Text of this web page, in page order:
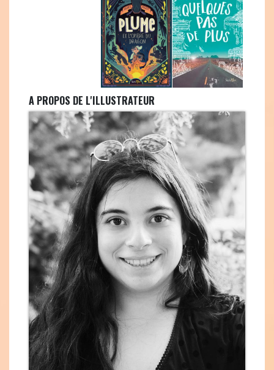
A PROPOS DE L'ILLUSTRATEUR